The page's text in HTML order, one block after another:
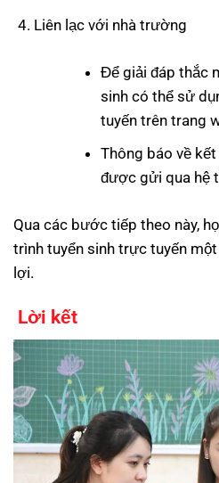
Liên lạc với nhà trường
Để giải đáp thắc
sinh có thể sử
tuyến trên trang
Thông báo về
được gửi qua hệ
Qua các bước tiếp theo này,
trình tuyển sinh trực tuyến
lợi.
Lời kết